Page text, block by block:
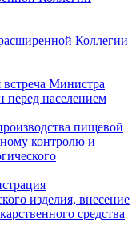
Коллегии
встреча Министра
перед населением
пищевой
контролю и
изделия, внесение
средства